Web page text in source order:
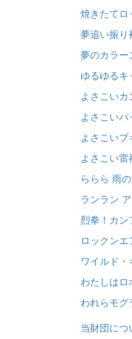
焼きたてロ
夢追い振り
夢のカラー
ゆるゆる
よさこいカ
よさこいパ
よさこいブ
よさこい雷
ららら 雨
ランラン
烈拳！カン
ロックン
ワイルド・
わたしはロ
われらモグ
当財団につ